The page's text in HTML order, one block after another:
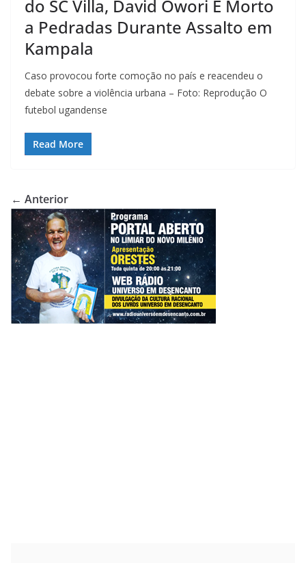
do SC Villa, David Owori É Morto
a Pedradas Durante Assalto em
Kampala
Caso provocou forte comoção no país e reacendeu o
debate sobre a violência urbana – Foto: Reprodução O
futebol ugandense
Read More
← Anterior